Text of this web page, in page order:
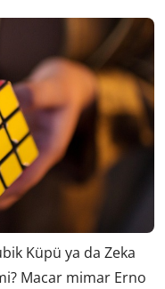
Küpü ya da Zeka
Macar mimar Erno